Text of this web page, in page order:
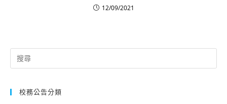
12/09/2021
Search
for:
校務公告分類